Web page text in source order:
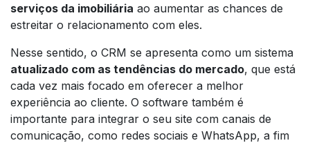
serviços da imobiliária ao aumentar as chances de
estreitar o relacionamento com eles.
Nesse sentido, o CRM se apresenta como um sistema
atualizado com as tendências do mercado, que está
cada vez mais focado em oferecer a melhor
experiência ao cliente. O software também é
importante para integrar o seu site com canais de
comunicação, como redes sociais e WhatsApp, a fim